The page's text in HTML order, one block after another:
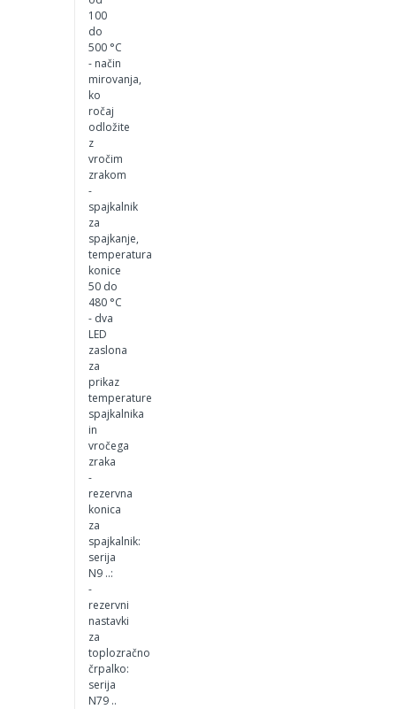
100
do
500 °C
- način
mirovanja,
ko
ročaj
odložite
z
vročim
zrakom
-
spajkalnik
za
spajkanje,
temperatura
konice
50 do
480 °C
- dva
LED
zaslona
za
prikaz
temperature
spajkalnika
in
vročega
zraka
-
rezervna
konica
za
spajkalnik:
serija
N9 ..:
-
rezervni
nastavki
za
toplozračno
črpalko:
serija
N79 ..